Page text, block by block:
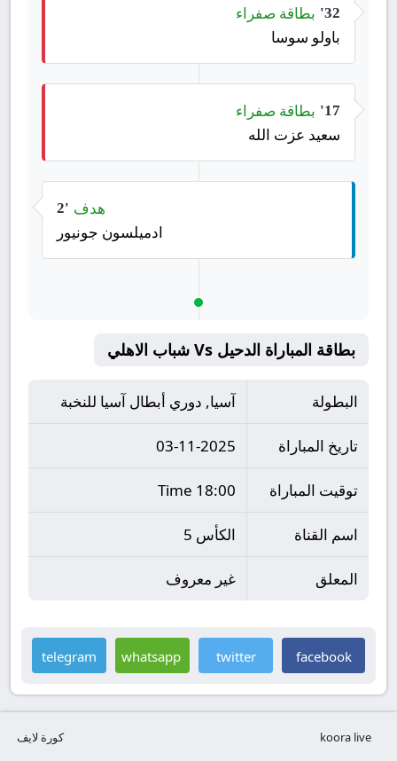
32' بطاقة صفراء
باولو سوسا
17'
بطاقة صفراء
سعید عزت الله
2' هدف
ادميلسون جونيور
بطاقة المباراة الدحيل Vs شباب الاهلي
البطولة آسيا, دوري أبطال آسيا للنخبة
تاريخ المباراة 03-11-2025
توقيت المباراة 18:00 Time
اسم القناة الكأس 5
المعلق غير معروف
facebook
twitter
whatsapp
telegram
كورة لايف koora live